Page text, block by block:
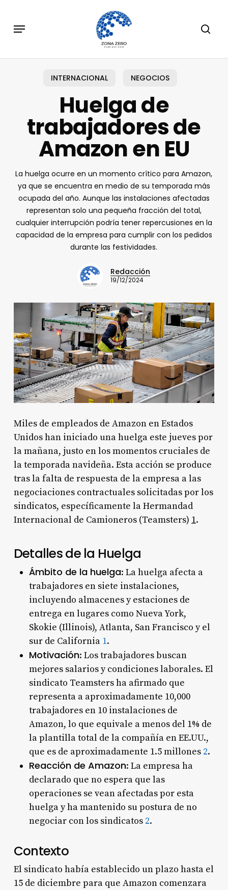
main
Menu
INTERNACIONAL NEGOCIOS
Huelga de
trabajadores de
Amazon en EU
La huelga ocurre en un momento crítico para Amazon,
ya que se encuentra en medio de su temporada más
ocupada del año. Aunque las instalaciones afectadas
representan solo una pequeña fracción del total,
cualquier interrupción podría tener repercusiones en la
capacidad de la empresa para cumplir con los pedidos
durante las festividades.
Redacción
19/12/2024
Miles de empleados de Amazon en Estados
Unidos han iniciado una huelga este jueves por
la mañana, justo en los momentos cruciales de
la temporada navideña. Esta acción se produce
tras la falta de respuesta de la empresa a las
negociaciones contractuales solicitadas por los
sindicatos, específicamente la Hermandad
Internacional de Camioneros (Teamsters) 1.
Detalles de la Huelga
Ámbito de la huelga: La huelga afecta a
trabajadores en siete instalaciones,
incluyendo almacenes y estaciones de
entrega en lugares como Nueva York,
Skokie (Illinois), Atlanta, San Francisco y el
sur de California 1.
Motivación: Los trabajadores buscan
mejores salarios y condiciones laborales. El
sindicato Teamsters ha afirmado que
representa a aproximadamente 10,000
trabajadores en 10 instalaciones de
Amazon, lo que equivale a menos del 1% de
la plantilla total de la compañía en EE.UU.,
que es de aproximadamente 1.5 millones 2.
Reacción de Amazon: La empresa ha
declarado que no espera que las
operaciones se vean afectadas por esta
huelga y ha mantenido su postura de no
negociar con los sindicatos 2.
Contexto
El sindicato había establecido un plazo hasta el
15 de diciembre para que Amazon comenzara